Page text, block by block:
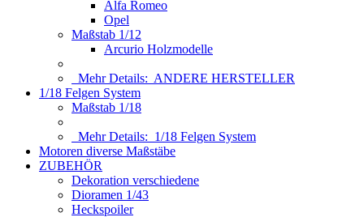
Alfa Romeo
Opel
Maßstab 1/12
Arcurio Holzmodelle
Mehr Details: ANDERE HERSTELLER
1/18 Felgen System
Maßstab 1/18
Mehr Details: 1/18 Felgen System
Motoren diverse Maßstäbe
ZUBEHÖR
Dekoration verschiedene
Dioramen 1/43
Heckspoiler